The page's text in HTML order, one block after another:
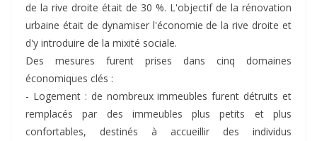
de la rive droite était de 30 %. L'objectif de la rénovation
urbaine était de dynamiser l'économie de la rive droite et
d'y introduire de la mixité sociale.
Des mesures furent prises dans cinq domaines
économiques clés :
- Logement : de nombreux immeubles furent détruits et
remplacés par des immeubles plus petits et plus
confortables, destinés à accueillir des individus